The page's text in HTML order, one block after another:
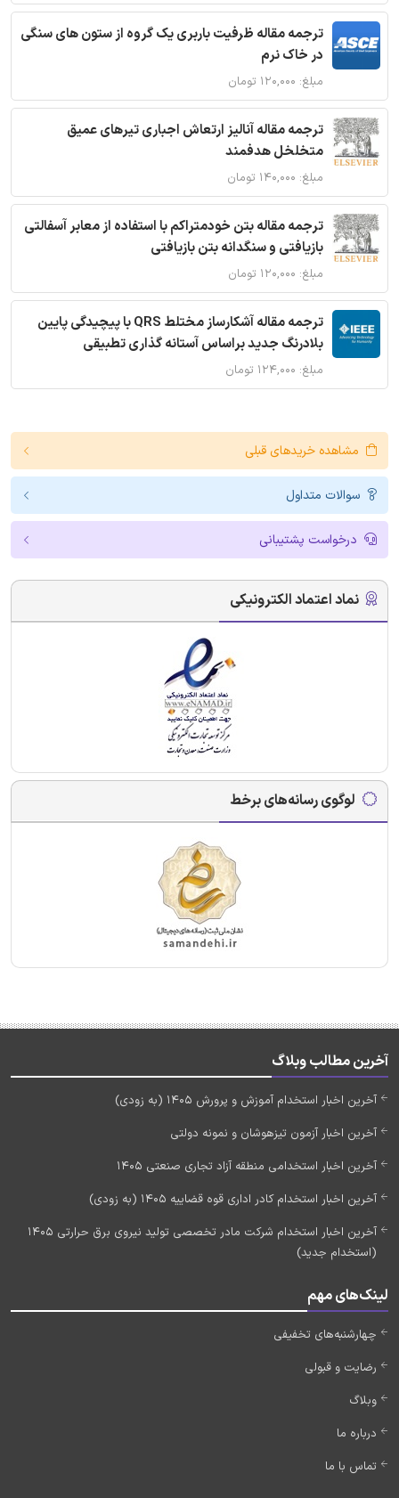
ترجمه مقاله ظرفیت باربری یک گروه از ستون های سنگی
در خاک نرم
مبلغ: ۱۲۰,۰۰۰ تومان
ترجمه مقاله آنالیز ارتعاش اجباری تیرهای عمیق
متخلخل هدفمند
مبلغ: ۱۴۰,۰۰۰ تومان
ترجمه مقاله بتن خودمتراکم با استفاده از معابر آسفالتی
بازیافتی و سنگدانه بتن بازیافتی
مبلغ: ۱۲۰,۰۰۰ تومان
ترجمه مقاله آشکارساز مختلط QRS با پیچیدگی پایین
بلادرنگ جدید براساس آستانه گذاری تطبیقی
مبلغ: ۱۲۴,۰۰۰ تومان
مشاهده خریدهای قبلی
سوالات متداول
درخواست پشتیبانی
نماد اعتماد الکترونیکی
لوگوی رسانه‌های برخط
آخرین مطالب وبلاگ
آخرین اخبار استخدام آموزش و پرورش 1405 (به زودی)
آخرین اخبار آزمون تیزهوشان و نمونه دولتی
آخرین اخبار استخدامی منطقه آزاد تجاری صنعتی 1405
آخرین اخبار استخدام کادر اداری قوه قضاییه 1405 (به زودی)
آخرین اخبار استخدام شرکت مادر تخصصی تولید نیروی برق حرارتی 1405
(استخدام جدید)
لینک‌های مهم
چهارشنبه‌های تخفیفی
رضایت و قبولی
وبلاگ
درباره ما
تماس با ما